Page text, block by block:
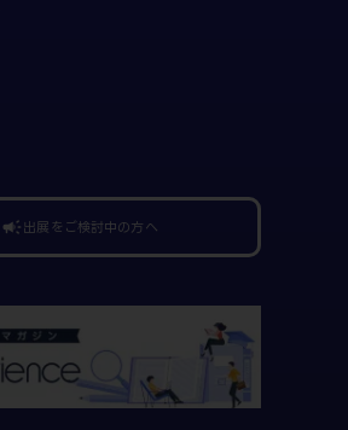
campaign出展をご検討中の方へ